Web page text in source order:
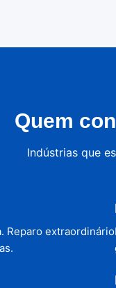
Quem
Indústrias que
Reparo extraordinário